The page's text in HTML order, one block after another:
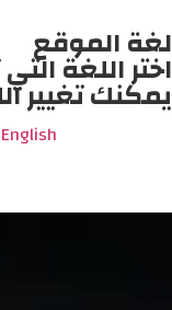
لغة الموقع
اختر اللغة
يمكنك تغيير
English